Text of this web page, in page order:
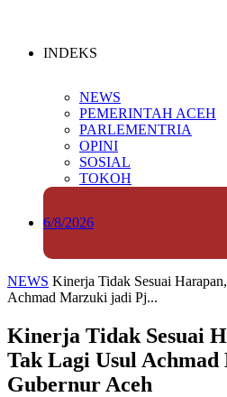
INDEKS
NEWS
PEMERINTAH ACEH
PARLEMENTRIA
OPINI
SOSIAL
TOKOH
6/8/2026
NEWS Kinerja Tidak Sesuai
Achmad Marzuki jadi Pj...
Kinerja Tidak Sesuai
Tak Lagi Usul
Gubernur Aceh